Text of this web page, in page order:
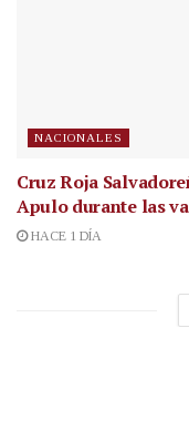
NACIONALES
Cruz Roja
Apulo durante las
HACE 1 DÍA